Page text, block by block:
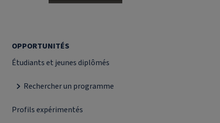
OPPORTUNITÉS
Étudiants et jeunes diplômés
Rechercher un programme
Profils expérimentés